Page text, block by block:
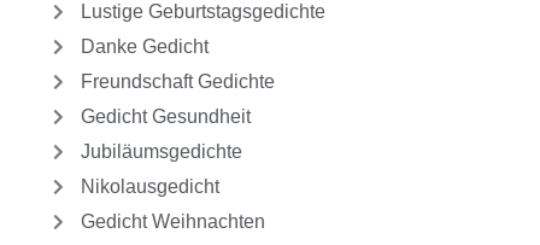
Lustige Geburtstagsgedichte
Danke Gedicht
Freundschaft Gedichte
Gedicht Gesundheit
Jubiläumsgedichte
Nikolausgedicht
Gedicht Weihnachten